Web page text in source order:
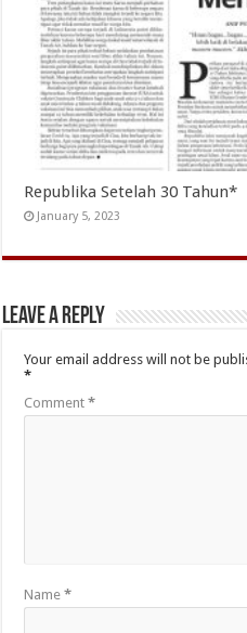
Republika Setelah 30 Tahun*
January 5, 2023
Leave a Reply
Your email address will not be
*
Comment*
Name*